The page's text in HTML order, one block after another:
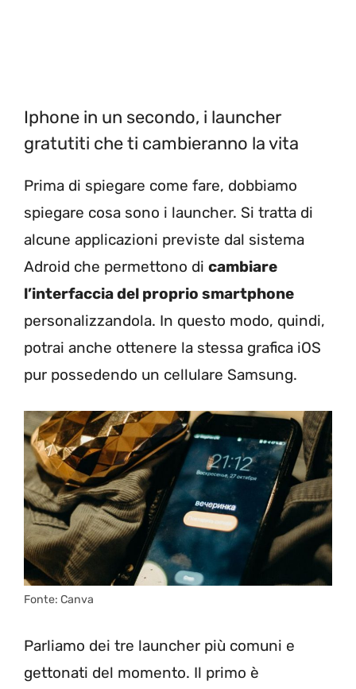
Iphone in un secondo, i launcher
gratutiti che ti cambieranno la vita
Prima di spiegare come fare, dobbiamo
spiegare cosa sono i launcher. Si tratta di
alcune applicazioni previste dal sistema
Adroid che permettono di cambiare
l’interfaccia del proprio smartphone
personalizzandola. In questo modo, quindi,
potrai anche ottenere la stessa grafica iOS
pur possedendo un cellulare Samsung.
Fonte: Canva
Parliamo dei tre launcher più comuni e
gettonati del momento. Il primo è